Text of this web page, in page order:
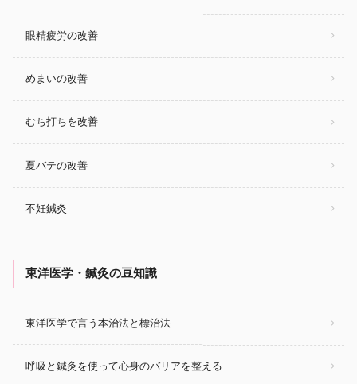
眼精疲労の改善
めまいの改善
むち打ちを改善
夏バテの改善
不妊鍼灸
東洋医学・鍼灸の豆知識
東洋医学で言う本治法と標治法
呼吸と鍼灸を使って心身のバリアを整える